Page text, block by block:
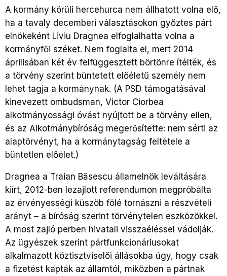
A kormány körüli hercehurca nem állhatott volna elő,
ha a tavaly decemberi választásokon győztes párt
elnökeként Liviu Dragnea elfoglalhatta volna a
kormányfői széket. Nem foglalta el, mert 2014
áprilisában két év felfüggesztett börtönre ítélték, és
a törvény szerint büntetett előéletű személy nem
lehet tagja a kormánynak. (A PSD támogatásával
kinevezett ombudsman, Victor Ciorbea
alkotmányossági óvást nyújtott be a törvény ellen,
és az Alkotmánybíróság megerősítette: nem sérti az
alaptörvényt, ha a kormánytagság feltétele a
büntetlen előélet.)
Dragnea a Traian Băsescu államelnök leváltására
kiírt, 2012-ben lezajlott referendumon megpróbálta
az érvényességi küszöb fölé tornászni a részvételi
arányt – a bíróság szerint törvénytelen eszközökkel.
A most zajló perben hivatali visszaéléssel vádolják.
Az ügyészek szerint pártfunkcionáriusokat
alkalmazott köztisztviselői állásokba úgy, hogy csak
a fizetést kapták az államtól, miközben a pártnak